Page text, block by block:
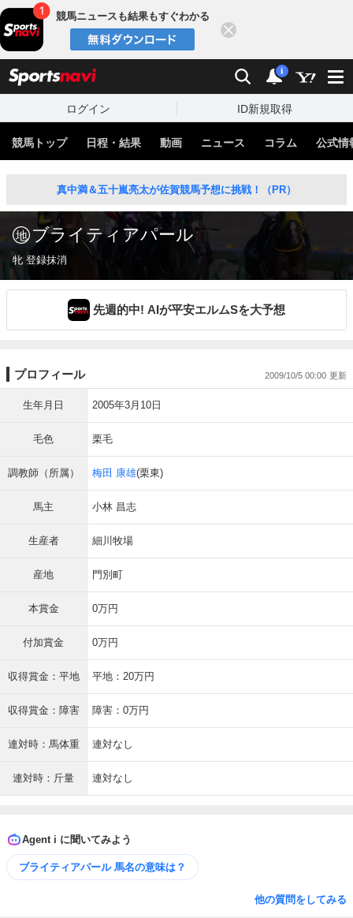
競馬ニュースも結果もすぐわかる
検索 通知
i
ログイン ID新規取得
競馬トップ 日程・結果 動画 ニュース コラム 公式情
真中満＆五十嵐亮太が佐賀競馬予想に挑戦！（PR）
ブライティアパール
牝 登録抹消
先週的中! AIが平安エルムSを大予想
プロフィール 2009/10/5 00:00
生年月日 2005年3月10日
毛色 栗毛
調教師（所属） 梅田 康雄(栗東)
馬主 小林 昌志
生産者 細川牧場
産地 門別町
本賞金 0万円
付加賞金 0万円
収得賞金：平地 平地：20万円
収得賞金：障害 障害：0万円
連対時：馬体重 連対なし
連対時：斤量 連対なし
Agent i に聞いてみよう
ブライティアパール 馬名の意味は？
他の質問をしてみる